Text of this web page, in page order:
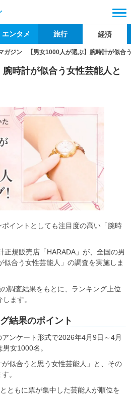
エンタメ 旅行 経済
ガジン 【男女1000人が選ぶ】腕時計が似合
腕時計が似合う女性芸能人と
イントとしても注目度の高い「腕時
正規販売店「HARADA」が、全国の男
合う女性芸能人」の調査を実施しま
調査結果をもとに、ランキング上位
ます。
結果のポイント
ンケート形式で2026年4月9日～4月
女1000名。
似合うと思う女性芸能人」と、その
。
ともに票が集中した芸能人が順位を